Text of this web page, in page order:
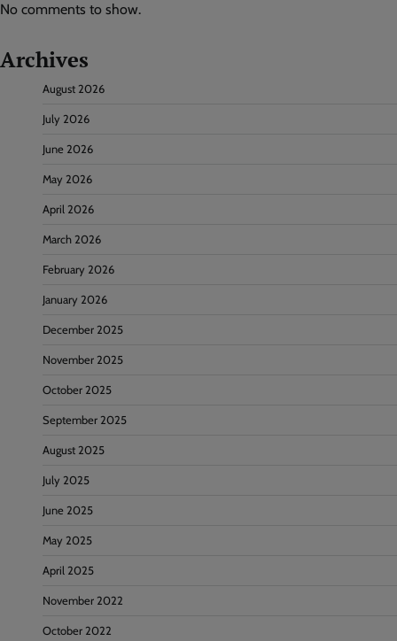
No comments to show.
Archives
August 2026
July 2026
June 2026
May 2026
April 2026
March 2026
February 2026
January 2026
December 2025
November 2025
October 2025
September 2025
August 2025
July 2025
June 2025
May 2025
April 2025
November 2022
October 2022